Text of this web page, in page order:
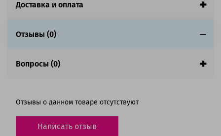
Доставка и оплата
Отзывы (0)
Вопросы (0)
Отзывы о данном товаре отсутствуют
Написать отзыв